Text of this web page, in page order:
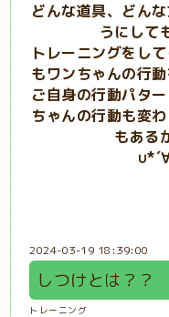
どんな道具、どん
うにして
トレーニングをし
もワンちゃんの行
ご自身の行動パタ
ちゃんの行動も変
もある
2024-03-19 18:39:00
しつけとは？？
トレーニング